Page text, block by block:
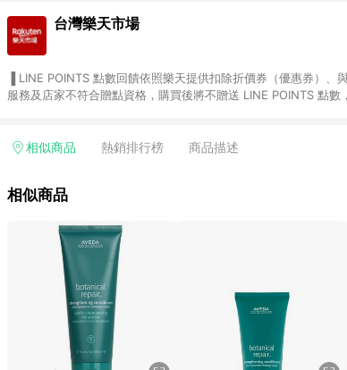
台灣樂天市場
服務及店家不符合贈點資格，購買後將不贈送 LINE POINTS 點
享有 LINE POINTS 回饋。 (3) 若購買之訂單（包含預購商品）未符合樂天市場 45 天內完成訂單出貨及結帳，則不符
會有時間差，如顯示之商品規格、顏色、價位、贈品與台灣樂天市場銷
點數回饋或點數回饋有爭議，台灣樂天市場保有更改條款與法律
相似商品 熱銷排行榜 商品描述
相似商品